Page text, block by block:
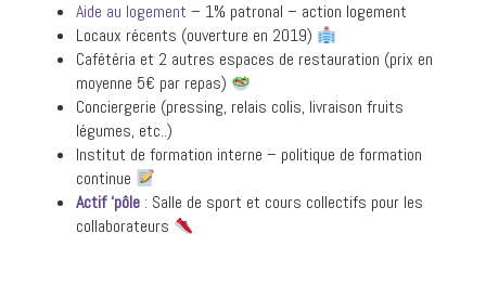
Aide au logement – 1% patronal – action logement
Locaux récents (ouverture en 2019)
Cafétéria et 2 autres espaces de restauration (prix en
moyenne 5€ par repas)
Conciergerie (pressing, relais colis, livraison fruits
légumes, etc..)
Institut de formation interne – politique de formation
continue
Actif ‘pôle : Salle de sport et cours collectifs pour les
collaborateurs